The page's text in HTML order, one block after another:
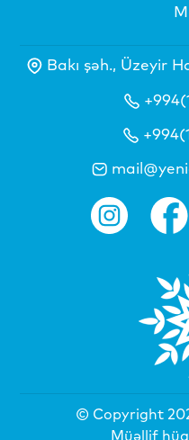
Bakı şəh., Üzeyir
© Copyright
Müəllif